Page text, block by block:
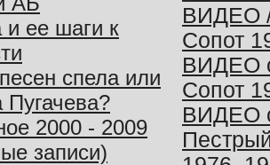
и ее шаги к
спела или
Пугачева?
2000 - 2009
записи)
ВИДЕО
Сопот
ВИДЕО
Сопот
ВИДЕО